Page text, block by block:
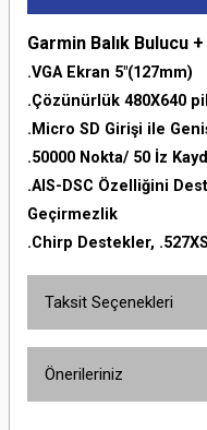
Garmin Balık Bulucu
.VGA Ekran 5"(127mm)
.Çözünürlük 480X640
.Micro SD Girişi ile
.50000 Nokta/ 50 İz
.AIS-DSC Özelliğini
Geçirmezlik
.Chirp Destekler,
Taksit Seçenekleri
Önerileriniz